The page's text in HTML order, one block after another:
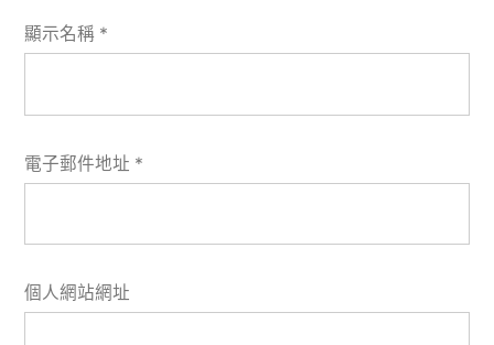
顯示名稱 *
電子郵件地址 *
個人網站網址